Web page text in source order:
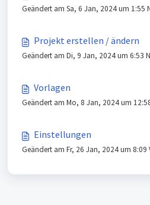
Geändert am Sa, 6 Jan, 2024 um 1:55
Projekt erstellen / ändern
Geändert am Di, 9 Jan, 2024 um 6:53
Vorlagen
Geändert am Mo, 8 Jan, 2024 um 12:58
Einstellungen
Geändert am Fr, 26 Jan, 2024 um 8:09